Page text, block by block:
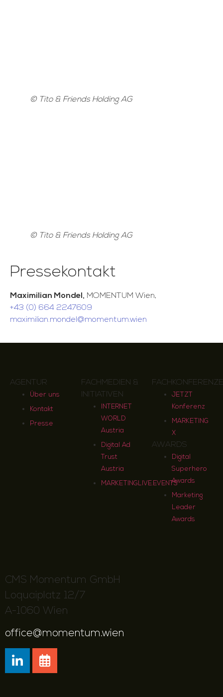
© Tito & Friends Holding AG
© Tito & Friends Holding AG
Pressekontakt
Maximilian Mondel, MOMENTUM Wien,
+43 (0) 664 2247609
maximilian.mondel@momentum.wien
CMS Momentum GmbH
Loquaiplatz 12/7
A-1060 Wien
office@momentum.wien
AGENTUR
Über uns
Kontakt
Presse
FACHMEDIEN &
INITIATIVEN
INTERNET
WORLD
Austria
Digital Ad
Trust
Austria
MARKETINGLIVE.EVENTS
JETZT
Konferenz
MARKETING
X
AWARDS
Digital
Superhero
Awards
Marketing
Leader
Awards